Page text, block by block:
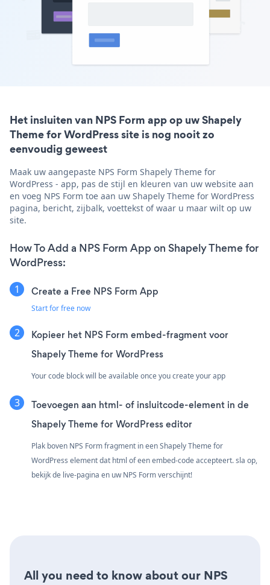
Het insluiten van NPS Form app op uw Shapely
Theme for WordPress site is nog nooit zo
eenvoudig geweest
Maak uw aangepaste NPS Form Shapely Theme for
WordPress - app, pas de stijl en kleuren van uw website aan
en voeg NPS Form toe aan uw Shapely Theme for WordPress
pagina, bericht, zijbalk, voettekst of waar u maar wilt op uw
site.
How To Add a NPS Form App on Shapely Theme for
WordPress:
Create a Free NPS Form App
Start for free now
Kopieer het NPS Form embed-fragment voor
Shapely Theme for WordPress
Your code block will be available once you create your app
Toevoegen aan html- of insluitcode-element in de
Shapely Theme for WordPress editor
Plak boven NPS Form fragment in een Shapely Theme for
WordPress element dat html of een embed-code accepteert. sla op,
bekijk de live-pagina en uw NPS Form verschijnt!
All you need to know about our NPS